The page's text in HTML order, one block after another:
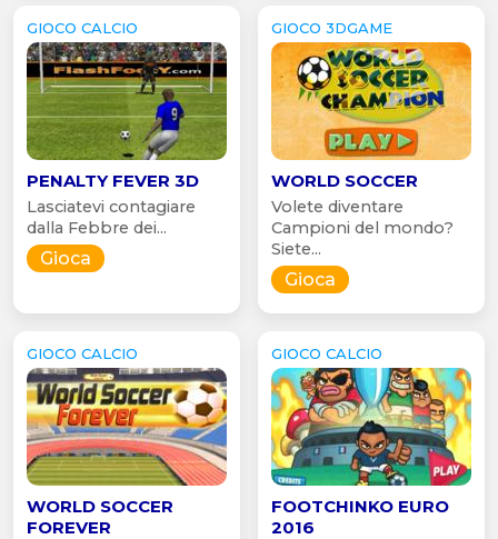
GIOCO CALCIO
PENALTY FEVER 3D
Lasciatevi contagiare
dalla Febbre dei...
Gioca
GIOCO 3DGAME
WORLD SOCCER
Volete diventare
Campioni del mondo?
Siete...
Gioca
GIOCO CALCIO
WORLD SOCCER
FOREVER
GIOCO CALCIO
FOOTCHINKO EURO
2016